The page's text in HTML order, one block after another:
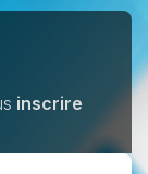
inscrire